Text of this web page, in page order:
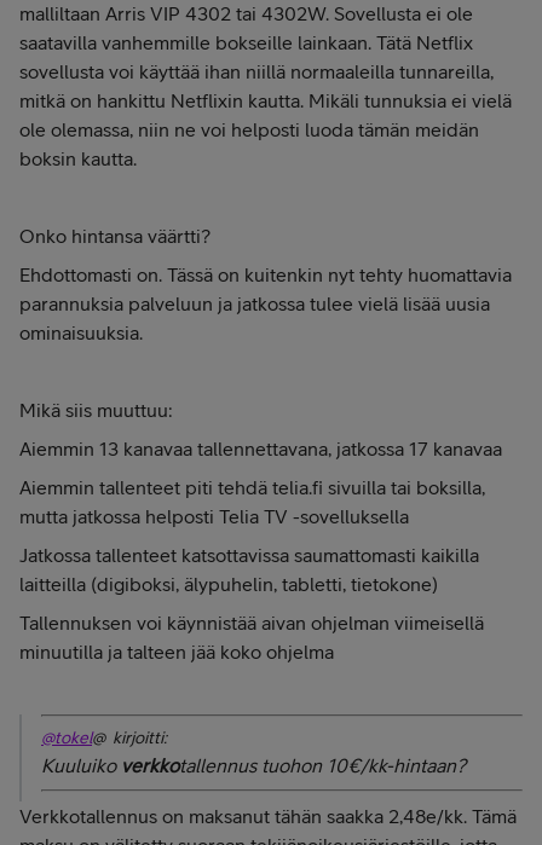
malliltaan Arris VIP 4302 tai 4302W. Sovellusta ei ole
saatavilla vanhemmille bokseille lainkaan. Tätä Netflix
sovellusta voi käyttää ihan niillä normaaleilla tunnareilla,
mitkä on hankittu Netflixin kautta. Mikäli tunnuksia ei vielä
ole olemassa, niin ne voi helposti luoda tämän meidän
boksin kautta.
Onko hintansa väärtti?
Ehdottomasti on. Tässä on kuitenkin nyt tehty huomattavia
parannuksia palveluun ja jatkossa tulee vielä lisää uusia
ominaisuuksia.
Mikä siis muuttuu:
Aiemmin 13 kanavaa tallennettavana, jatkossa 17 kanavaa
Aiemmin tallenteet piti tehdä telia.fi sivuilla tai boksilla,
mutta jatkossa helposti Telia TV -sovelluksella
Jatkossa tallenteet katsottavissa saumattomasti kaikilla
laitteilla (digiboksi, älypuhelin, tabletti, tietokone)
Tallennuksen voi käynnistää aivan ohjelman viimeisellä
minuutilla ja talteen jää koko ohjelma
@tokel@ kirjoitti:
Kuuluiko verkkotallennus tuohon 10€/kk-hintaan?
Verkkotallennus on maksanut tähän saakka 2,48e/kk. Tämä